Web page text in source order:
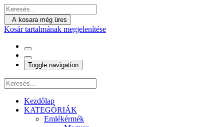
A kosara még üres
Kosár tartalmának megjelenítése
Toggle navigation
Kezdőlap
KATEGÓRIÁK
Emlékérmék